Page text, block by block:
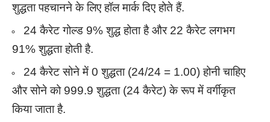
शुद्धता पहचानने के लिए हॉल मार्क दिए होते हैं.
24 कैरेट गोल्ड 9% शुद्ध होता है और 22 कैरेट लगभग
91% शुद्धता होती है.
24 कैरेट सोने में 0 शुद्धता (24/24 = 1.00) होनी चाहिए
और सोने को 999.9 शुद्धता (24 कैरेट) के रूप में वर्गीकृत
किया जाता है.